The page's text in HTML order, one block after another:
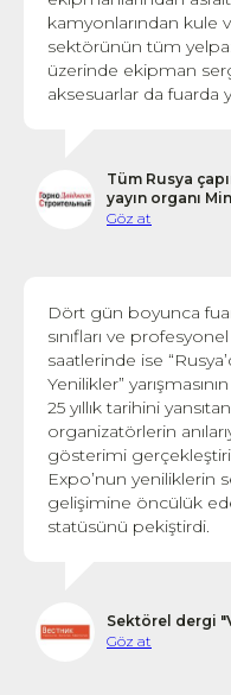
kamyonlarından kule
sektörünün tüm
üzerinde ekipman
aksesuarlar da fuarda
Tüm Rusya
yayın organı
Göz at
Dört gün boyunca
sınıfları ve
saatlerinde ise
Yenilikler”
25 yıllık tarihini
organizatörlerin
gösterimi
Expo’nun yeniliklerin
gelişimine öncülük
statüsünü pekiştirdi.
Sektörel dergi
Göz at